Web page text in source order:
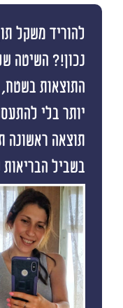
להוריד משקל
נכון!? השיטה
התוצאות בשטח,
יותר בלי
בשביל